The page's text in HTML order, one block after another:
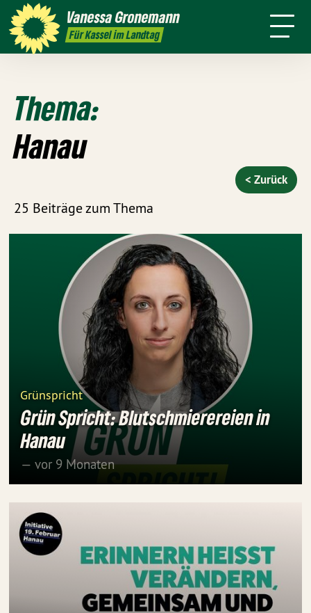
VanessaGronemann
Für Kassel im Landtag
Kontakt Mitmachen
Themen
Thema:
Hanau
25 Beiträge zum Thema
< Zurück
Grünspricht
Grün Spricht: Blutschmierereien in
Hanau
— vor 9 Monaten